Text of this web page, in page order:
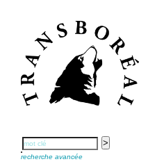
recherche avancée